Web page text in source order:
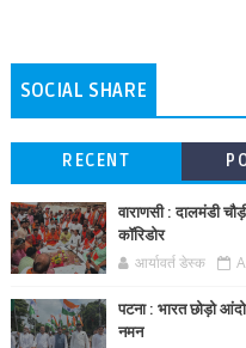
SOCIAL SHARE
RECENT
वाराणसी : दालमंडी
कॉरिडोर
आर्यावर्त डेस्क
पटना : भारत छोड़ो
नमन